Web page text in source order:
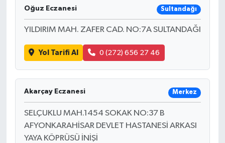
Oğuz Eczanesi Sultandağı
YILDIRIM MAH. ZAFER CAD. NO:7A SULTANDAĞI
Yol Tarifi Al 0 (272) 656 27 46
Akarçay Eczanesi Merkez
SELÇUKLU MAH.1454 SOKAK NO:37 B
AFYONKARAHİSAR DEVLET HASTANESİ ARKASI
YAYA KÖPRÜSÜ İNİŞİ
Oyun
POLİTİKA
RESMİ İLANLAR
SAĞLIK
Spor